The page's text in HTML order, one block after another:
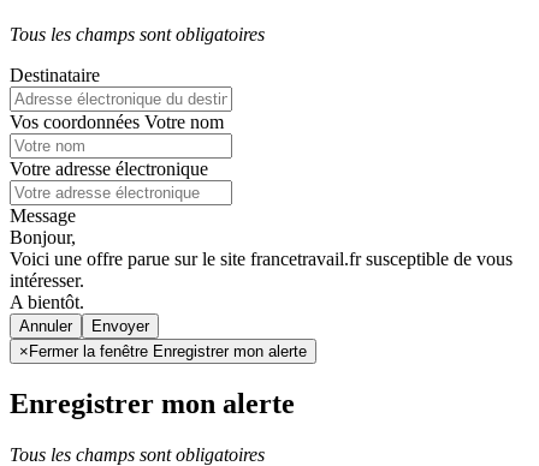
Tous les champs sont obligatoires
Destinataire
Vos coordonnées Votre nom
Votre adresse électronique
Message
Bonjour,
Voici une offre parue sur le site francetravail.fr susceptible de vous
intéresser.
A bientôt.
Annuler
× Fermer la fenêtre Enregistrer mon alerte
Enregistrer mon alerte
Tous les champs sont obligatoires